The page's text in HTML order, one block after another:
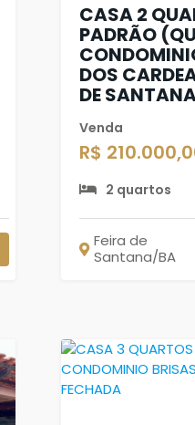
CASA 2
PADRÃO
DOS
DE
Venda
R$
2 quartos
Feira de
Santana/BA